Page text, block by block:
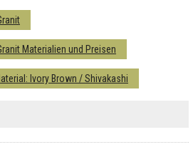
Materialien und Preisen
Ivory Brown / Shivakashi